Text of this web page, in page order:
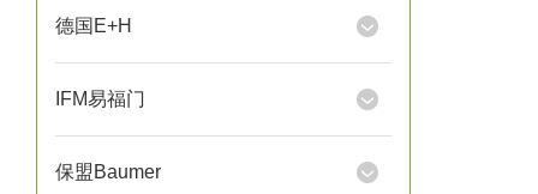
德国E+H
IFM易福门
保盟Baumer